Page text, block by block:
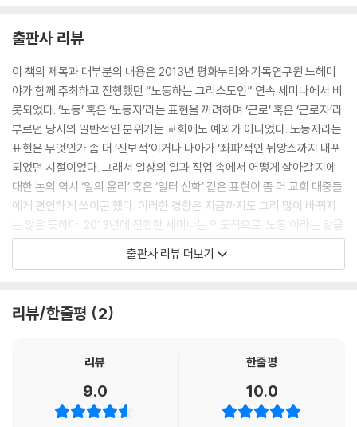
출판사 리뷰
이 책의 제목과 대부분의 내용은 2013년 평화누리와 기독연구원 느헤미
야가 함께 주최하고 진행했던 “노동하는 그리스도인” 연속 세미나에서 비
롯되었다. ‘노동’ 혹은 ‘노동자’라는 표현을 꺼려하며 ‘근로’ 혹은 ‘근로자’라
부르던 당시의 일반적인 분위기는 교회에도 예외가 아니었다. 노동자라는
표현은 무엇인가 좀 더 ‘진보적’이거나 나아가 ‘좌파’적인 뉘앙스까지 내포
되었던 시절이었다. 그래서 일상의 일과 직업 속에서 어떻게 살아갈 지에
대한 논의 역시 ‘일의 윤리’ 혹은 ‘일터 신학’ 같은 표현이 좀 더 교회 대중들
에게 편안하게 쓰이곤 했다. 이러한 경향은 지금까지도 그리 많이 바뀌지
는 않은 듯하다. 2013년에 진행한 세미나는 의도적으로 ‘노동’이라는 말을
명확하게 내걸고 진행하였다.
대부분의 글은 2013년 세미나에서 발표되었던 글을 조금 다듬고 손질한
삶의 여러 주제를 공동작업으로 다루어왔고, 그 일환으로 “노동하는 그리
누리에 깊이 감사드린다. 이 책에 실린 글 가운데 전성민 교수님과 박영호
교수님의 글은 그 세미나와는 별개로, 일상생활사역연구소에서 발간하는
출판사 리뷰 더보기
리뷰/한줄평 2
리뷰
9.0
한줄평
10.0